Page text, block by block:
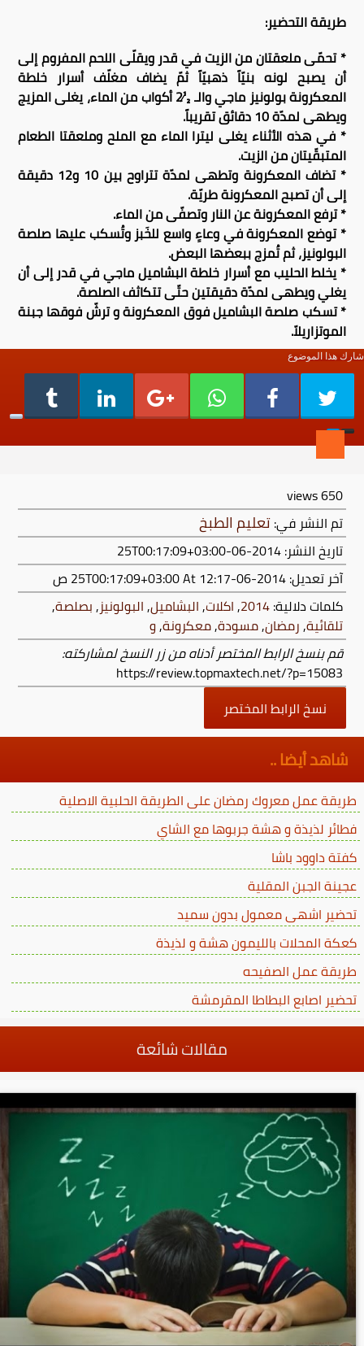
طريقة التحضير:
* تحمّى ملعقتان من الزيت في قدر ويقلّى اللحم المفروم إلى
أن يصبح لونه بنيّاً ذهبيّاً ثمّ يضاف مغلّف أسرار خلطة
المعكرونة بولونيز ماجي والـ ½2 أكواب من الماء، يغلى المزيج
ويطهى لمدّة 10 دقائق تقريباً.
* في هذه الأثناء يغلى ليترا الماء مع الملح وملعقتا الطعام
المتبقّيتان من الزيت.
* تضاف المعكرونة وتطهى لمدّة تتراوح بين 10 و12 دقيقة
إلى أن تصبح المعكرونة طريّة.
* ترفع المعكرونة عن النار وتصفّى من الماء.
* توضع المعكرونة في وعاءٍ واسع للخَبز وتُسكب عليها صلصة
البولونيز، ثم تُمزج ببعضها البعض.
* يخلط الحليب مع أسرار خلطة البشاميل ماجي في قدر إلى أن
يغلي ويطهى لمدّة دقيقتين حتّى تتكاثف الصلصة.
* تسكب صلصة البشاميل فوق المعكرونة و ترشّ فوقها جبنة
الموتزاريلاّ.
شارك هذا الموضوع
650
views
تم النشر في:تعليم الطبخ
تاريخ النشر: 2014-06-25T00:17:09+03:00
آخر تعديل:2014-06-25T00:17:09+03:00
At 12:17 ص
كلمات دلالية:2014
,اكلات,البشاميل,البولونيز,بصلصة,
تلقائية,رمضان,مسودة,معكرونة,و
قم بنسخ الرابط المختصر أدناه من زر النسخ لمشاركته:
https://review.topmaxtech.net/?p=15083
نسخ الرابط المختصر
شاهد أيضا ..
طريقة عمل معروك رمضان على الطريقة الحلبية الاصلية
فطائر لذيذة و هشة جربوها مع الشاي
كفتة داوود باشا
عجينة الجبن المقلية
تحضير اشهى معمول بدون سميد
كعكة المحلات بالليمون هشة و لذيذة
طريقة عمل الصفيحه
تحضير اصابع البطاطا المقرمشة
مقالات شائعة